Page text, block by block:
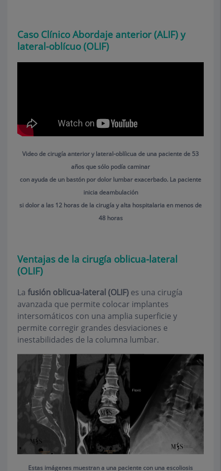
Caso Clínico Abordaje anterior (ALIF) y
lateral-oblícuo (OLIF)
Video de cirugía anterior y lateral-oblíicua de una paciente de 53
años que sólo podía caminar
con ayuda de un bastón por dolor lumbar exacerbado. La paciente
inicia deambulación
si dolor a las 12 horas de la cirugía y alta hospitalaria en menos de
48 horas
Ventajas de la cirugía oblicua-lateral
(OLIF)
La fusión oblicua-lateral (OLIF) es una cirugía
avanzada que permite colocar implantes
intersomáticos con una amplia superficie y
permite corregir grandes desviaciones e
inestabilidades de la columna lumbar.
Estas imágenes muestran a una paciente con una escoliosis